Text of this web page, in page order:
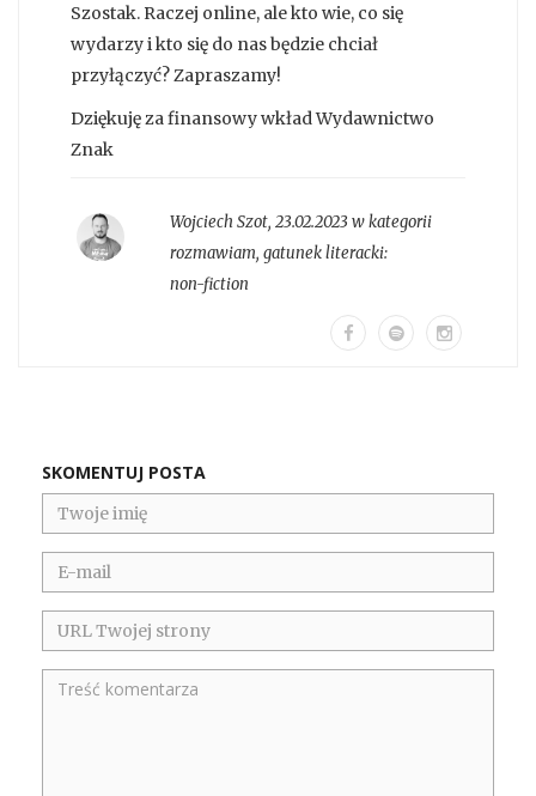
Szostak. Raczej online, ale kto wie, co się
wydarzy i kto się do nas będzie chciał
przyłączyć? Zapraszamy!
Dziękuję za finansowy wkład Wydawnictwo
Znak
Wojciech Szot, 23.02.2023 w kategorii
rozmawiam, gatunek literacki:
non-fiction
SKOMENTUJ POSTA